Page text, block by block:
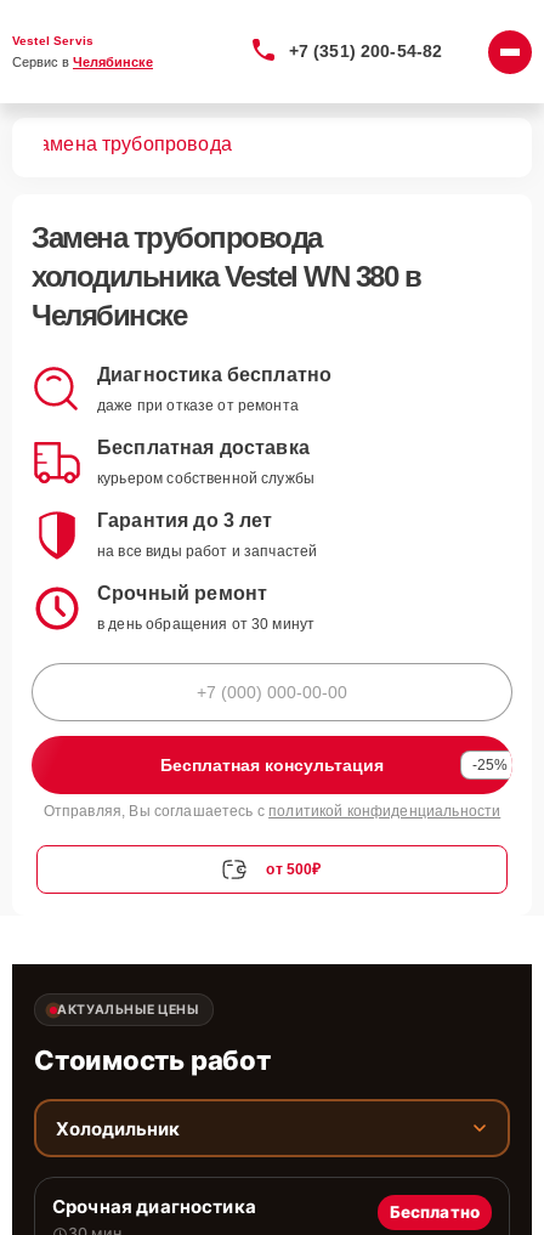
Vestel Servis
Сервис в Челябинске
+7 (351) 200-54-82
Замена трубопровода
Замена трубопровода
холодильника Vestel WN 380 в
Челябинске
Диагностика бесплатно
даже при отказе от ремонта
Бесплатная доставка
курьером собственной службы
Гарантия до 3 лет
на все виды работ и запчастей
Срочный ремонт
в день обращения от 30 минут
Бесплатная консультация -25%
Отправляя, Вы соглашаетесь с политикой конфиденциальности
от 500₽
АКТУАЛЬНЫЕ ЦЕНЫ
Стоимость работ
Холодильник
Срочная диагностика Бесплатно